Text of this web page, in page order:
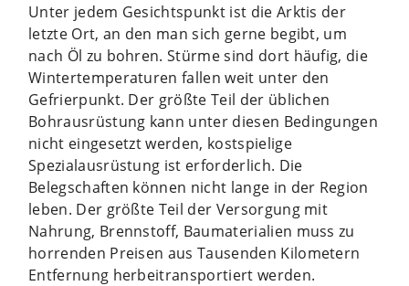
Unter jedem Gesichtspunkt ist die Arktis der
letzte Ort, an den man sich gerne begibt, um
nach Öl zu bohren. Stürme sind dort häufig, die
Wintertemperaturen fallen weit unter den
Gefrierpunkt. Der größte Teil der üblichen
Bohrausrüstung kann unter diesen Bedingungen
nicht eingesetzt werden, kostspielige
Spezialausrüstung ist erforderlich. Die
Belegschaften können nicht lange in der Region
leben. Der größte Teil der Versorgung mit
Nahrung, Brennstoff, Baumaterialien muss zu
horrenden Preisen aus Tausenden Kilometern
Entfernung herbeitransportiert werden.